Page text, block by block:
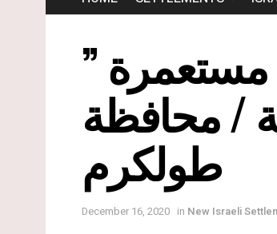
”
/ محافظة
طولكرم
December 16, 2020 in New Israeli